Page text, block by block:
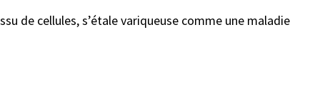
de cellules, s’étale variqueuse comme une maladie